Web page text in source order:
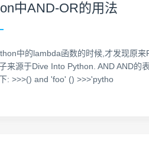
中AND-OR的用法
中的lambda函数的时候,才发现原
来源于Dive Into Python. AND AND的
: >>>() and 'foo' () >>>'pytho